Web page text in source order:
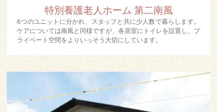
特別養護老人ホーム 第二南風
6つのユニットに分かれ、スタッフと共に少人数で暮らします。
ケアについては南風と同様ですが、各居室にトイレを設置し、プ
ライベート空間をよりいっそう大切にしています。